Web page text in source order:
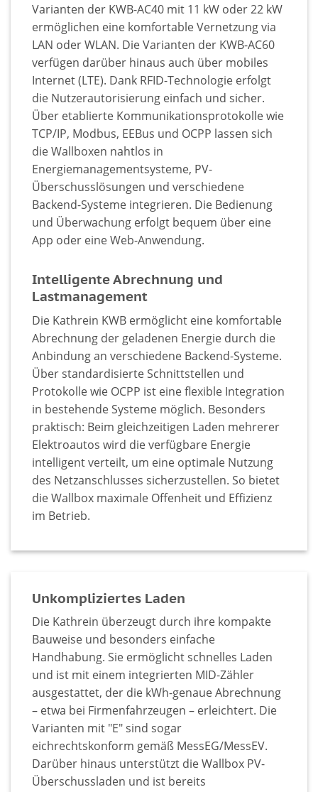
Varianten der KWB-AC40 mit 11 kW oder 22 kW
ermöglichen eine komfortable Vernetzung via
LAN oder WLAN. Die Varianten der KWB-AC60
verfügen darüber hinaus auch über mobiles
Internet (LTE). Dank RFID-Technologie erfolgt
die Nutzerautorisierung einfach und sicher.
Über etablierte Kommunikationsprotokolle wie
TCP/IP, Modbus, EEBus und OCPP lassen sich
die Wallboxen nahtlos in
Energiemanagementsysteme, PV-
Überschusslösungen und verschiedene
Backend-Systeme integrieren. Die Bedienung
und Überwachung erfolgt bequem über eine
App oder eine Web-Anwendung.
Intelligente Abrechnung und
Lastmanagement
Die Kathrein KWB ermöglicht eine komfortable
Abrechnung der geladenen Energie durch die
Anbindung an verschiedene Backend-Systeme.
Über standardisierte Schnittstellen und
Protokolle wie OCPP ist eine flexible Integration
in bestehende Systeme möglich. Besonders
praktisch: Beim gleichzeitigen Laden mehrerer
Elektroautos wird die verfügbare Energie
intelligent verteilt, um eine optimale Nutzung
des Netzanschlusses sicherzustellen. So bietet
die Wallbox maximale Offenheit und Effizienz
im Betrieb.
Unkompliziertes Laden
Die Kathrein überzeugt durch ihre kompakte
Bauweise und besonders einfache
Handhabung. Sie ermöglicht schnelles Laden
und ist mit einem integrierten MID-Zähler
ausgestattet, der die kWh-genaue Abrechnung
– etwa bei Firmenfahrzeugen – erleichtert. Die
Varianten mit "E" sind sogar
eichrechtskonform gemäß MessEG/MessEV.
Darüber hinaus unterstützt die Wallbox PV-
Überschussladen und ist bereits